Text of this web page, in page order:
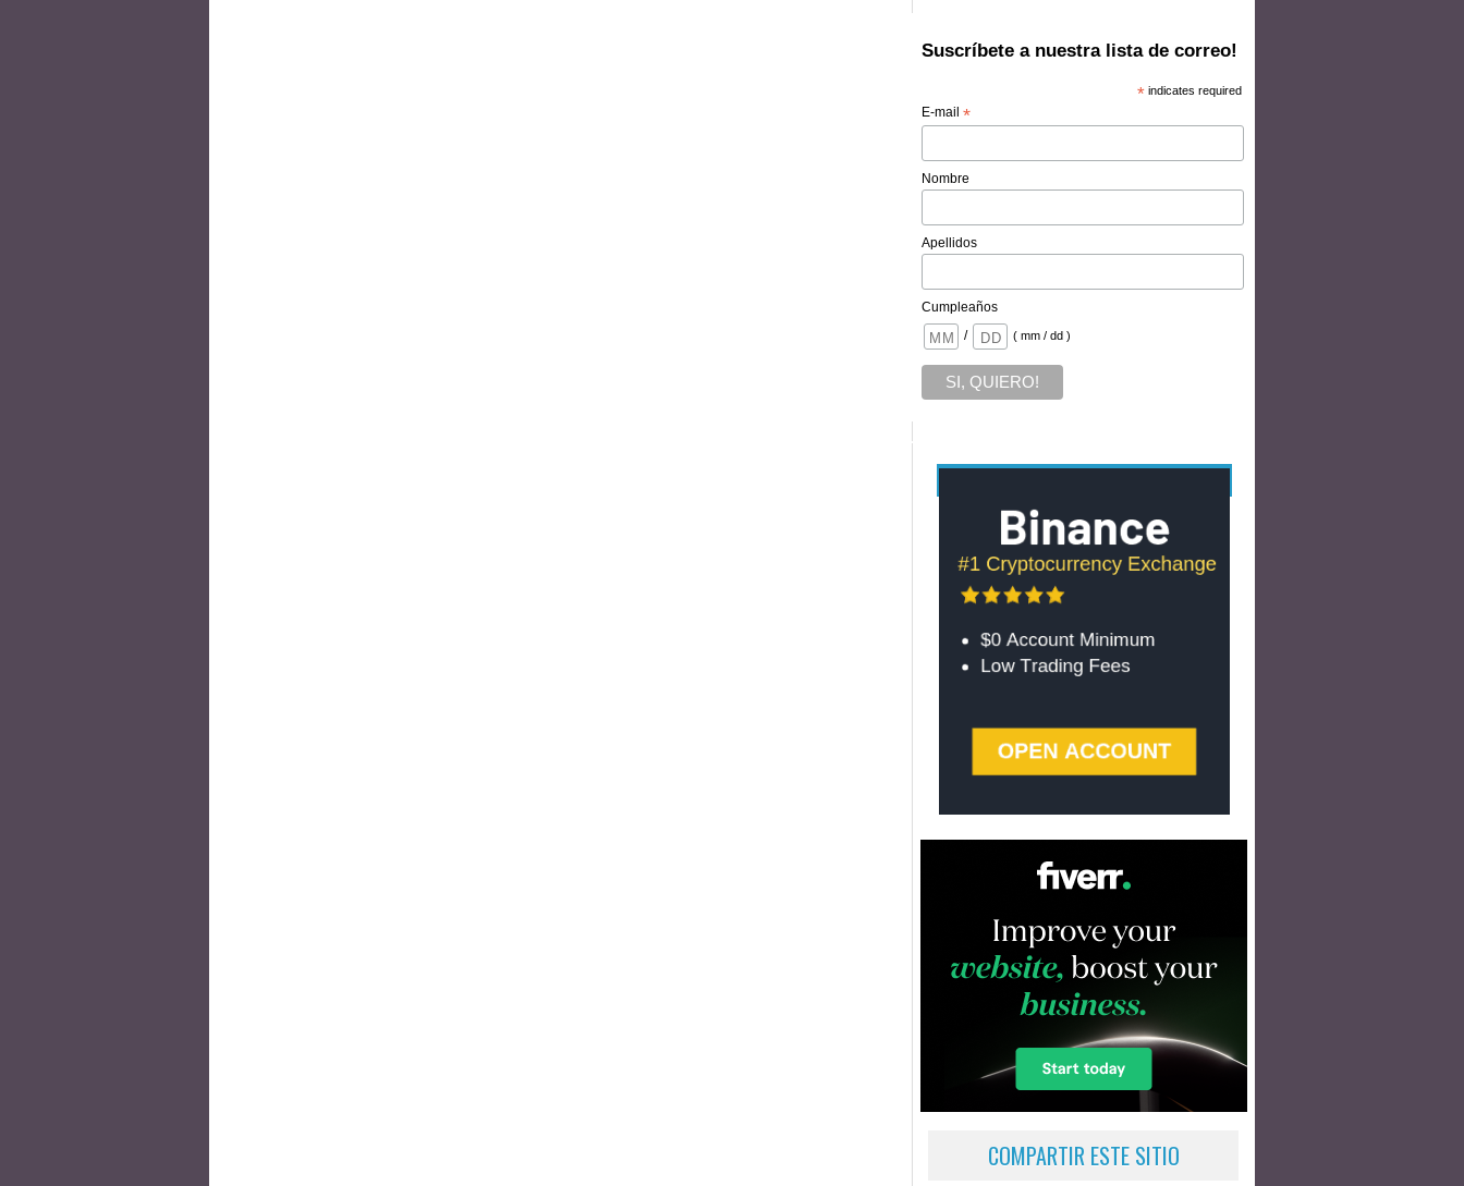
Suscríbete a nuestra lista de correo!
*indicates required
E-mail*
Nombre
Apellidos
Cumpleaños
/
( mm / dd )
COMPARTIR ESTE SITIO